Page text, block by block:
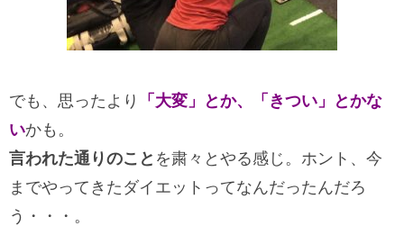
でも、思ったより
「大変」とか、「きつい」とかな
いかも。
言われた通りのこと を粛々とやる感じ。ホント、今
までやってきたダイエットってなんだったんだろ
う・・・。